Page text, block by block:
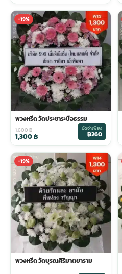
tpdecorate ปูพื้น
-19%
พวงหรีด วัดประชาระบือธรรม
1,600฿
1,300฿
มัดจำเพียง
฿260
-19%
พวงหรีด วัดบุรณศิริมาตยาราม